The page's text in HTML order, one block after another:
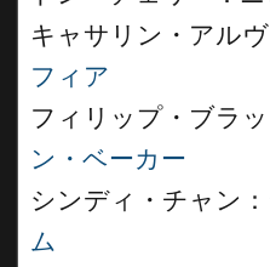
キャサリン・アルヴ
フィア
フィリップ・ブラッ
ン・ベーカー
シンディ・チャン：
ム